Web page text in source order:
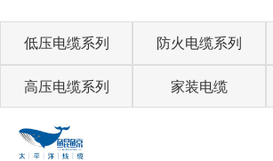
低压电缆系列 防火电缆系列
高压电缆系列 家装电缆